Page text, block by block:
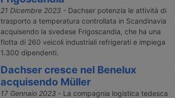
21 Dicembre 2023 - Dachser potenzia le attività di
trasporto a temperatura controllata in Scandinavia
acquisendo la svedese Frigoscandia, che ha una
flotta di 260 veicoli industriali refrigerati e impiega
1.300 dipendenti.
Dachser cresce nel Benelux
acquisendo Müller
17 Gennaio 2023 - La compagnia logistica tedesca